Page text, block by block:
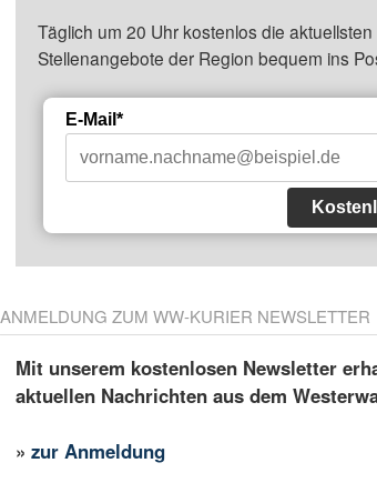
Täglich um 20 Uhr kostenlos die
Stellenangebote der Region bequem ins
E-Mail*
ANMELDUNG ZUM WW-KURIER NEWSLETTER
Mit unserem kostenlosen Newsletter
aktuellen Nachrichten aus dem
»zur Anmeldung